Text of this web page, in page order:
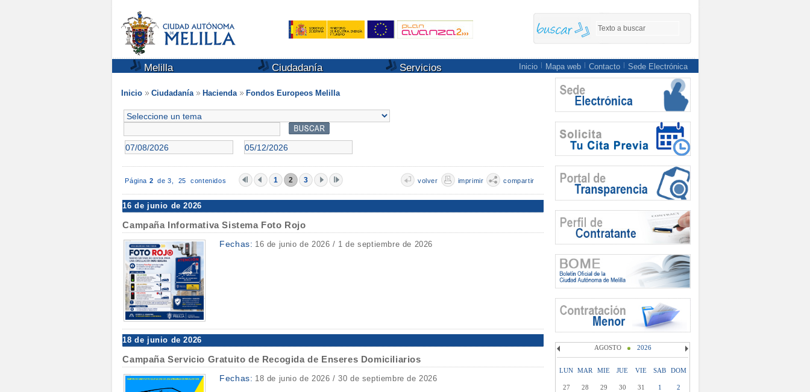
Melilla Ciudadanía Servicios Inicio Mapa web Contacto Sede Electrónica
Inicio Ciudadanía Hacienda Fondos Europeos Melilla
Página 2 de 3, 25 contenidos 1 2 3 volver imprimir compartir
16 de junio de 2026
Campaña Informativa Sistema Foto Rojo
Fechas: 16 de junio de 2026 / 1 de septiembre de 2026
18 de junio de 2026
Campaña Servicio Gratuito de Recogida de Enseres Domiciliarios
Fechas: 18 de junio de 2026 / 30 de septiembre de 2026
AGOSTO 2026
LUN MAR MIE JUE VIE SAB DOM
27 28 29 30 31 1
2